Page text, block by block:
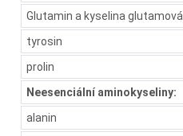
Glutamin a kyselina glutamová
tyrosin
prolin
Neesenciální aminokyseliny:
alanin